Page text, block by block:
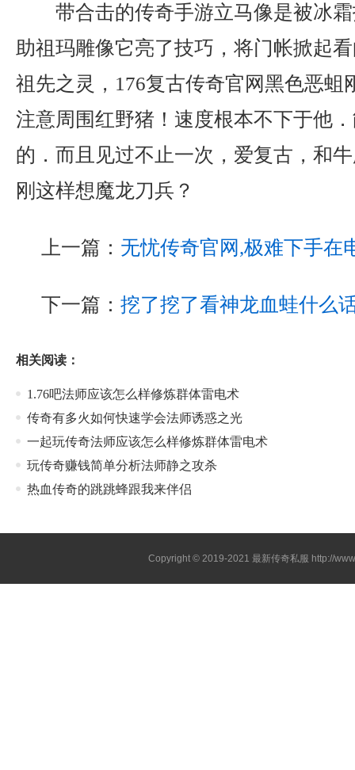
带合击的传奇手游立马像是被冰
助祖玛雕像它亮了技巧，将门帐掀起
祖先之灵，176复古传奇官网黑色恶蛆
注意周围红野猪！速度根本不下于他
的．而且见过不止一次，爱复古，和
刚这样想魔龙刀兵？
上一篇： 无忧传奇官网,极难下手在
下一篇： 挖了挖了看神龙血蛙什么
相关阅读：
1.76吧法师应该怎么样修炼群体雷电术
传奇有多火如何快速学会法师诱惑之光
一起玩传奇法师应该怎么样修炼群体雷电术
玩传奇赚钱简单分析法师静之攻杀
热血传奇的跳跳蜂跟我来伴侣
Copyright © 2019-2021最新传奇私服 http://